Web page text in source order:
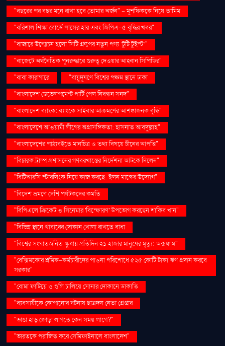
"বছরের পর বছর মনে রাখা হবে তোমার অর্জন" – মুশফিককে নিয়ে তামিম
"বরিশাল শিক্ষা বোর্ডে পাসের হার এবং জিপিএ-৫ বৃদ্ধির খবর"
"বাজারে উন্মোচন হলো সিটি গ্রুপের নতুন পণ্য ‘টুটি টুইস্ট’"
"বাজেটে অর্থনৈতিক পুনরুদ্ধারে গুরুত্ব দেওয়ার আহ্বান সিপিডির"
"বাবা কারাগারে
"বায়ুদূষণে বিশ্বের পঞ্চম স্থানে ঢাকা
"বাংলাদেশ ডেভেলপমেন্ট পার্টি পেল নিবন্ধন সনদ"
"বাংলাদেশ ব্যাংক: ব্যাংকে সাইবার আক্রমণের আশঙ্কাজনক বৃদ্ধি"
"বাংলাদেশে আওয়ামী লীগের অপ্রাসঙ্গিকতা: হাসনাত আবদুল্লাহ"
"বাংলাদেশের পাঠ্যবইতে মানচিত্র ও তথ্য বিষয়ে চীনের আপত্তি"
"বিচারক ট্রাম্প প্রশাসনের গণবরখাস্তের নির্দেশনা আটকে দিলেন"
"বিটিআরসি স্টারলিংক নিয়ে কাজ করছে: ইলন মাস্কের উদ্যোগ"
"বিদেশ ভ্রমণে দেশি পর্যটকদের কমতি
"বিপিএলে ক্রিকেট ও সিনেমার 'বিস্ফোরণ' উপভোগ করছেন শাকিব খান"
"বিভিন্ন স্থানে খাবারের দোকান খোলা রাখতে বাধা
"বিশ্বের সংঘাতজনিত ক্ষুধায় প্রতিদিন ২১ হাজার মানুষের মৃত্যু: অক্সফাম"
"বেক্সিমকোর শ্রমিক-কর্মচারীদের পাওনা পরিশোধে ৫২৫ কোটি টাকা ঋণ প্রদান করবে
সরকার"
"বোমা ফাটিয়ে ও গুলি চালিয়ে সোনার দোকানে ডাকাতি
"ব্যবসায়ীকে কোপানোর ঘটনায় ছাত্রদল নেতা গ্রেপ্তার
"ভাঙা হাড় জোড়া লাগতে কেন সময় লাগে?"
"ভারতকে পরাজিত করে সেমিফাইনালে বাংলাদেশ"